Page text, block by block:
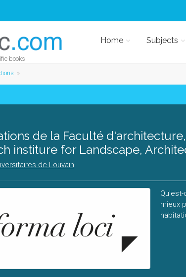
books
Home Subjects
de la Faculté
institure for Landscape,
de Louvain
mieux